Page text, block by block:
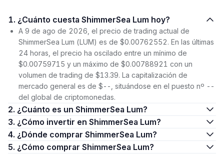
1. ¿Cuánto cuesta ShimmerSea Lum hoy?
A 9 de ago de 2026, el precio de trading actual de
ShimmerSea Lum (LUM) es de $0.00762552. En las últimas
24 horas, el precio ha oscilado entre un mínimo de
$0.00759715 y un máximo de $0.00788921 con un
volumen de trading de $13.39. La capitalización de
mercado general es de $--, situándose en el puesto nº --
del global de criptomonedas.
2. ¿Cuánto es un ShimmerSea Lum?
3. ¿Cómo invertir en ShimmerSea Lum?
4. ¿Dónde comprar ShimmerSea Lum?
5. ¿Cómo comprar ShimmerSea Lum?